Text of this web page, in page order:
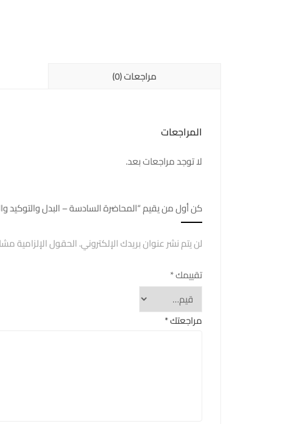
مراجعات (0)
المراجعات
لا توجد مراجعات بعد.
كن أول من يقيم “المحاضرة السادسة – البدل
لن يتم نشر عنوان بريدك الإلكتروني.الحقول الإلزامية
تقييمك*
مراجعتك*